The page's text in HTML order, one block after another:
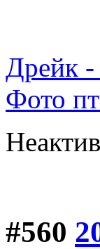
Дрейк -
Фото
#560